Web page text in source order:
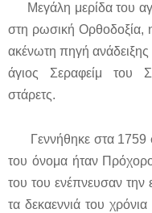
Μεγάλη μερίδα του
στη ρωσική Ορθοδοξία,
ακένωτη πηγή
άγιος Σεραφείμ του
στάρετς.
Γεννήθηκε στα 1759
του όνομα ήταν
του του ενέπνευσαν την
τα δεκαεννιά του